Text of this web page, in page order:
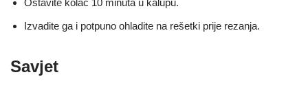
Ostavite kolač 10 minuta u kalupu.
Izvadite ga i potpuno ohladite na rešetki prije rezanja.
Savjet